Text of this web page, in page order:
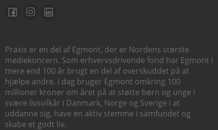
Praxis er en del af Egmont, der er Nordens største
mediekoncern. Som erhvervsdrivende fond har Egmont i
mere end 100 år brugt en del af overskuddet på at
hjælpe andre. I dag bruger Egmont omkring 100
millioner kroner om året på at støtte børn og unge i
svære livsvilkår i Danmark, Norge og Sverige i at
uddanne sig, have en aktiv stemme i samfundet og
skabe et godt liv.